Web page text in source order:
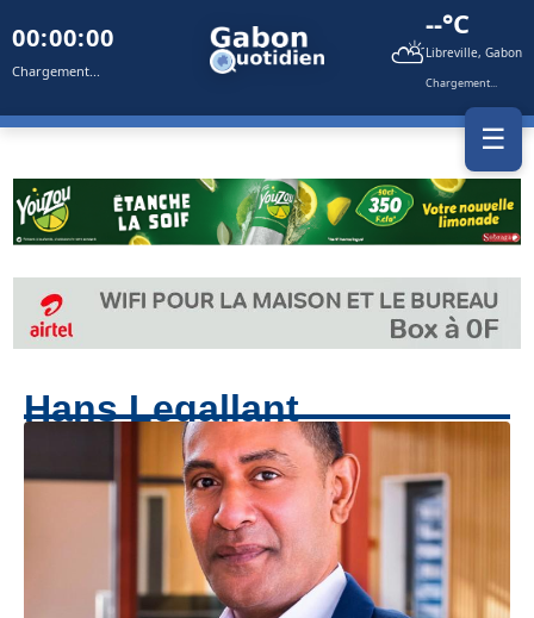
00:00:00
Chargement... ⛅
--°C
Libreville, Gabon
Chargement...
☰
Hans Legallant